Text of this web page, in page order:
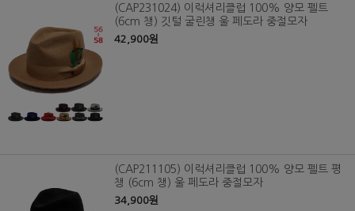
(CAP231024) 이럭셔리클럽 100% 양모 펠트
(6cm 챙) 깃털 굴린챙 울 페도라 중절모자
42,900원
(CAP211105) 이럭셔리클럽 100% 양모 펠트 평
챙 (6cm 챙) 울 페도라 중절모자
34,900원